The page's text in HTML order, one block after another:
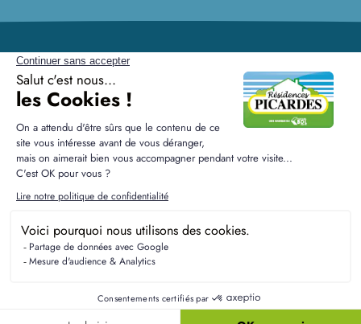
Résidences Picardes est le 1er constructeur régional de
Liens utiles
Nos terrains